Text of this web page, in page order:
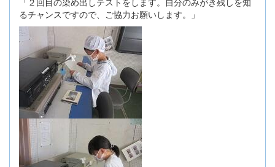
るチャンスですので、ご協力お願いします。」